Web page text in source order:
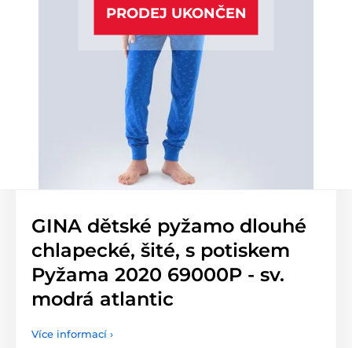
PRODEJ UKONČEN
GINA dětské pyžamo dlouhé
chlapecké, šité, s potiskem
Pyžama 2020 69000P - sv.
modrá atlantic
Více informací ›